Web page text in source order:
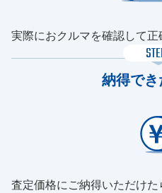
実際におクルマを確認して正
納得で
査定価格にご納得いただけ